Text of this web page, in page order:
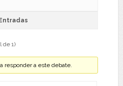
Entradas
de 1)
responder a este debate.